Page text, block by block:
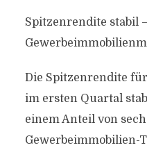
Spitzenrendite stabil
Die Spitzenrendite
im ersten Quartal
einem Anteil von
Gewerbeimmobilien-